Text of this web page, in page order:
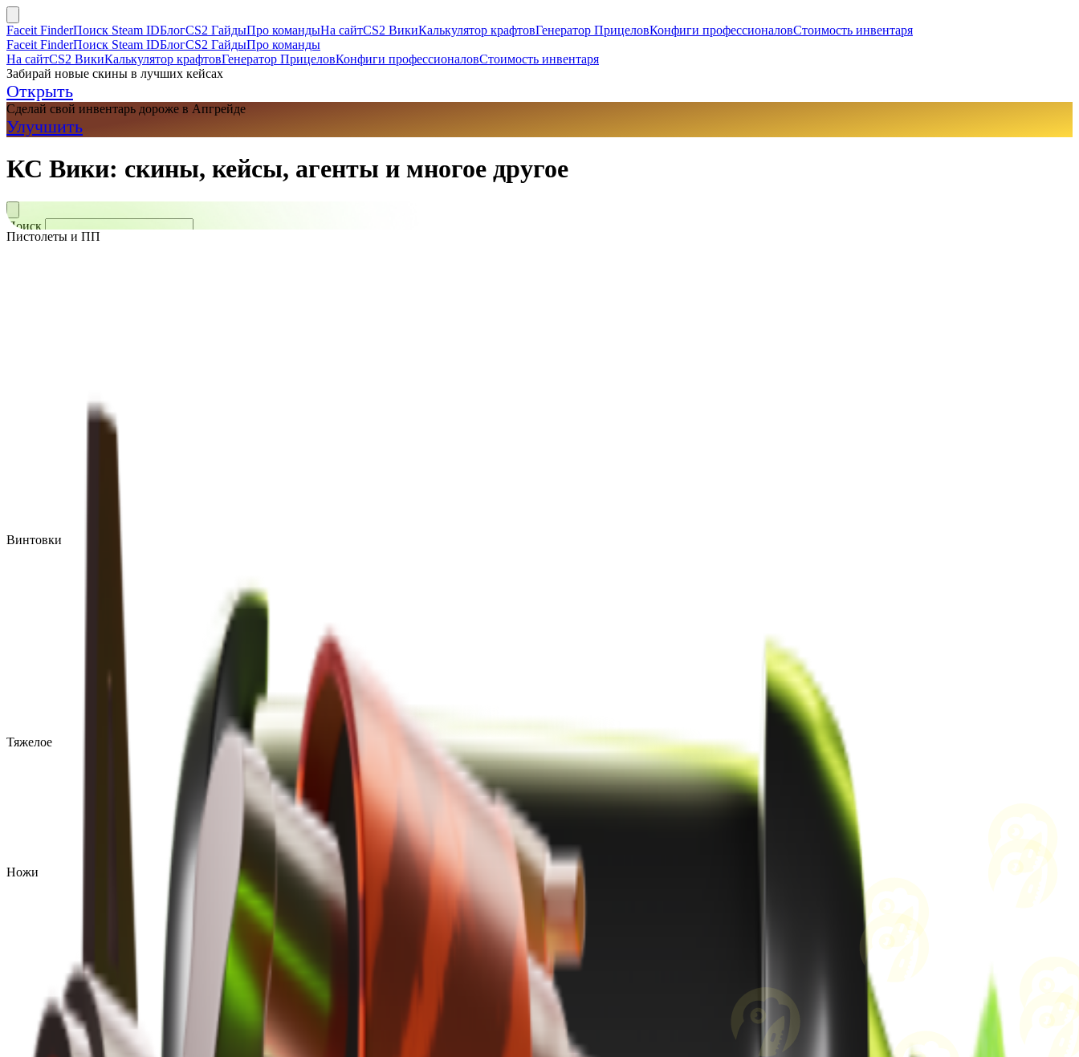
Faceit FinderПоиск Steam IDБлогCS2 ГайдыПро командыНа сайтCS2 ВикиКалькулятор крафтовГенератор ПрицеловКонфиги профессионаловСтоимость инвентаря
Faceit FinderПоиск Steam IDБлогCS2 ГайдыПро команды
На сайтCS2 ВикиКалькулятор крафтовГенератор ПрицеловКонфиги профессионаловСтоимость инвентаря
Забирай новые скины в лучших кейсах
Открыть
Сделай свой инвентарь дороже в Апгрейде
Улучшить
КС Вики: скины, кейсы, агенты и многое другое
Поиск
Пистолеты и ПП
Винтовки
Тяжелое
Ножи